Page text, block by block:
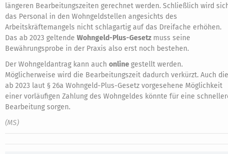
längeren Bearbeitungszeiten gerechnet werden. Schließlich wird
das Personal in den Wohngeldstellen angesichts des
Arbeitskräftemangels nicht schlagartig auf das Dreifache erhöhen.
Das ab 2023 geltende Wohngeld-Plus-Gesetz muss seine
Bewährungsprobe in der Praxis also erst noch bestehen.
Der Wohngeldantrag kann auch onlinegestellt werden.
Möglicherweise wird die Bearbeitungszeit dadurch verkürzt. Auch die
ab 2023 laut § 26a Wohngeld-Plus-Gesetz vorgesehene Möglichkeit
einer vorläufigen Zahlung des Wohngeldes könnte für eine
Bearbeitung sorgen.
(MS)